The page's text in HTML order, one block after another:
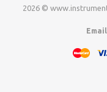
2026 ©